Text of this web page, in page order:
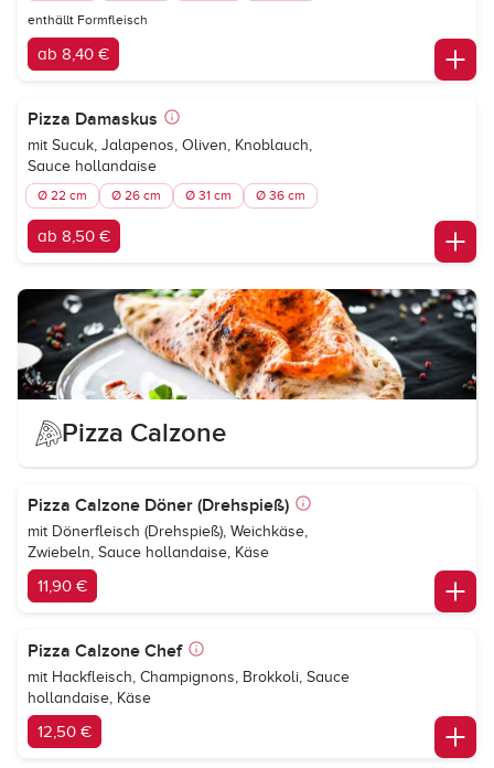
enthällt Formfleisch
ab 8,40 €
Pizza Damaskus
mit Sucuk, Jalapenos, Oliven, Knoblauch,
Sauce hollandaise
Ø 22 cm Ø 26 cm Ø 31 cm Ø 36 cm
ab 8,50 €
Pizza Calzone
Pizza Calzone Döner (Drehspieß)
mit Dönerfleisch (Drehspieß), Weichkäse,
Zwiebeln, Sauce hollandaise, Käse
11,90 €
Pizza Calzone Chef
mit Hackfleisch, Champignons, Brokkoli, Sauce
hollandaise, Käse
12,50 €